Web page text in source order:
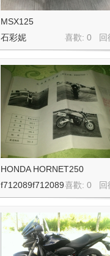
MSX125
喜歡: 0 回
石彩妮
HONDA HORNET250
喜歡: 0 回
f712089f712089